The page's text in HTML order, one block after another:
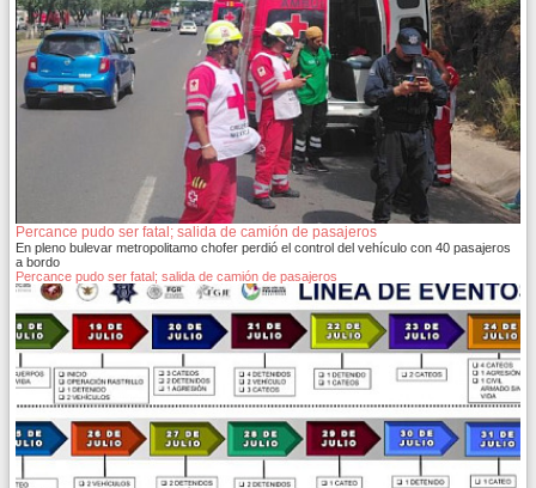
Percance pudo ser fatal; salida de camión de pasajeros
En pleno bulevar metropolitamo chofer perdió el control del vehículo con 40 pasajeros
a bordo
Percance pudo ser fatal; salida de camión de pasajeros